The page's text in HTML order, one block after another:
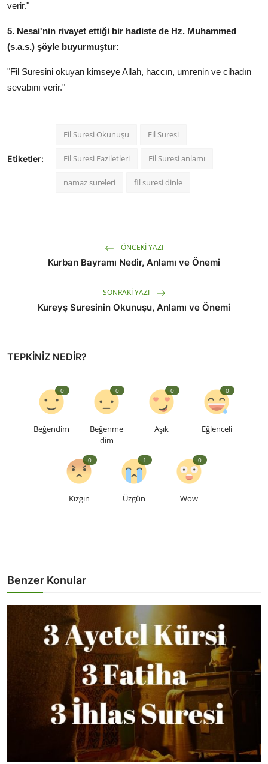
verir."
5. Nesai'nin rivayet ettiği bir hadiste de Hz. Muhammed
(s.a.s.) şöyle buyurmuştur:
"Fil Suresini okuyan kimseye Allah, haccın, umrenin ve cihadın
sevabını verir."
Etiketler:
Fil Suresi Okunuşu Fil Suresi
Fil Suresi Faziletleri Fil Suresi anlamı
namaz sureleri fil suresi dinle
ÖNCEKI YAZI
Kurban Bayramı Nedir, Anlamı ve Önemi
SONRAKI YAZI
Kureyş Suresinin Okunuşu, Anlamı ve Önemi
TEPKINIZ NEDIR?
Beğendim
0
Beğenme
dim
0
Aşık
0
Eğlenceli
0
Kızgın
0
Üzgün
1
Wow
0
Benzer Konular